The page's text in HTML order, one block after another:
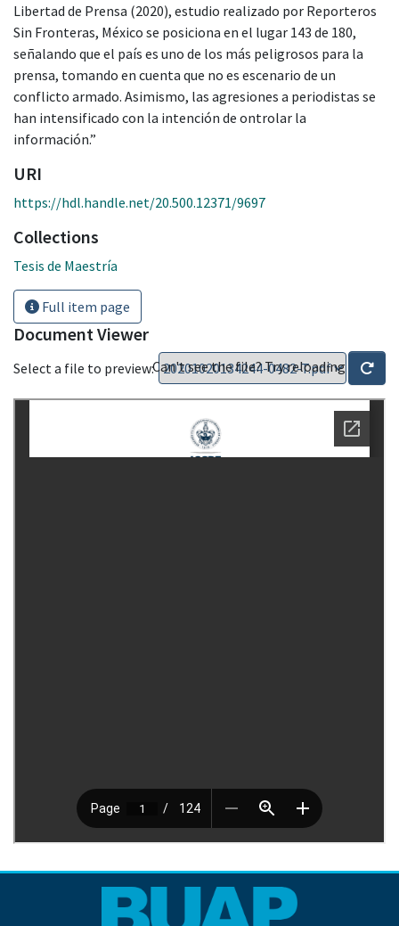
Libertad de Prensa (2020), estudio realizado por Reporteros
Sin Fronteras, México se posiciona en el lugar 143 de 180,
señalando que el país es uno de los más peligrosos para la
prensa, tomando en cuenta que no es escenario de un
conflicto armado. Asimismo, las agresiones a periodistas se
han intensificado con la intención de ontrolar la
información.”
URI
https://hdl.handle.net/20.500.12371/9697
Collections
Tesis de Maestría
Full item page
Document Viewer
Select a file to preview:Can't see the file? Try reloading